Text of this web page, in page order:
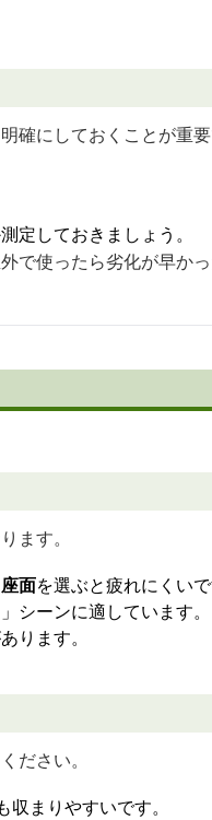
確にしておくことが重要
定しておきましょう。
で使ったら劣化が早か
ます。
面を選ぶと疲れにくいで
シーンに適しています。
ります。
ださい。
まりやすいです。